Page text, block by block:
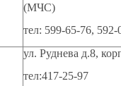
(МЧС)
тел: 599-65-76, 592-
ул. Руднева д.8,
тел:417-25-97